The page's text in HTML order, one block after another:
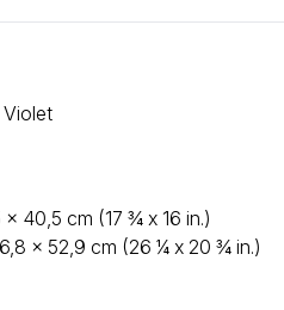
Violet
x 40,5 cm (17 ¾ x 16 in.)
x 52,9 cm (26 ¼ x 20 ¾ in.)